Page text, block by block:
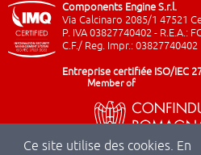
Ce site utilise des cookies. En
Components Engine S.r.l.
Via Calcinaro 2085/1 47521
P. IVA 03827740402 - R.E.A.:
C.F./ Reg. Impr.: 03827740402
Entreprise certifiée ISO/IEC
Member of